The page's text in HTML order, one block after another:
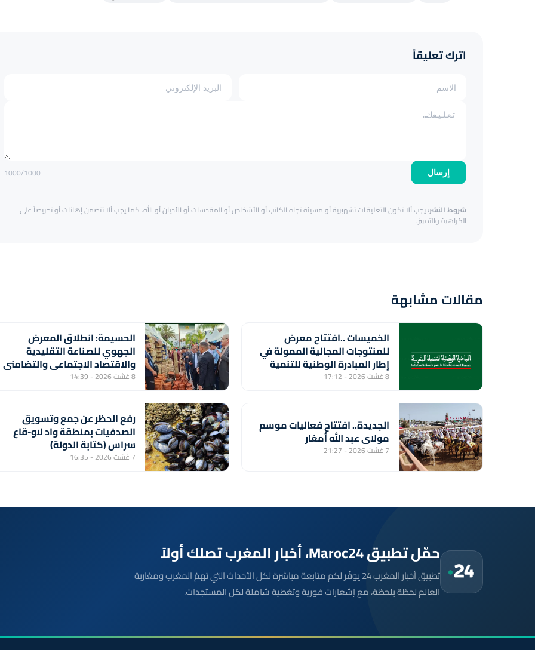
اترك تعليقاً
إرسال 1000/1000
شروط النشر:يجب ألا تكون التعليقات تشهيرية أو مسيئة تجاه الكاتب أو الأشخاص أو المقدسات أو الأديان أو الله. كما يجب ألا تتضمن إهانات أو تحريضاً على
الكراهية والتمييز.
مقالات مشابهة
الخميسات ..افتتاح معرض
للمنتوجات المجالية الممولة في
إطار المبادرة الوطنية للتنمية
البشرية
8 غشت 2026 - 17:12
الحسيمة: انطلاق المعرض
الجهوي للصناعة التقليدية
والاقتصاد الاجتماعي والتضامني
8 غشت 2026 - 14:39
الجديدة.. افتتاح فعاليات موسم
مولاي عبد الله أمغار
7 غشت 2026 - 21:27
رفع الحظر عن جمع وتسويق
الصدفيات بمنطقة واد لاو-قاع
سراس (كتابة الدولة)
7 غشت 2026 - 16:35
حمّل تطبيق Maroc24، أخبار المغرب تصلك أولاً
تطبيق أخبار المغرب 24 يوفّر لكم متابعة مباشرة لكل الأحداث التي تهمّ المغرب ومغاربة
العالم لحظة بلحظة، مع إشعارات فورية وتغطية شاملة لكل المستجدات.